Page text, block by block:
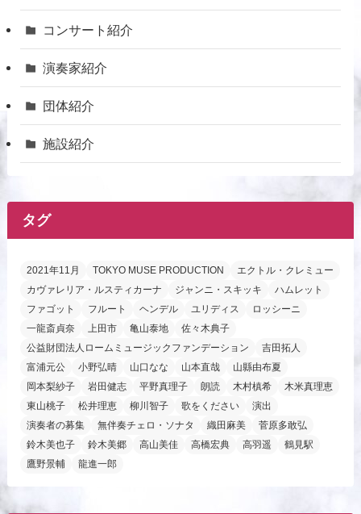
コンサート紹介
演奏家紹介
団体紹介
施設紹介
タグ
2021年11月 TOKYO MUSE PRODUCTION
エクトル・クレミュー
カヴァレリア・ルスティカーナ
ジャンニ・スキッキ
ハムレット
ファゴット
フルート ヘンデル ユリディス
ロッシーニ
一龍斎貞奈
上田市 亀山泰地
佐々木典子
公益財団法人ロームミュージックファンデーション
吉田拓人
富浦元公
小野弘晴 山口なな 山本直哉
山縣由布夏
岡本梨紗子
岩田健志 平野真理子 朗読 木村槙希
木米真理恵
東山桃子
松井理恵 柳川智子 歌をください
演出
演奏者の募集
無伴奏チェロ・ソナタ 織田麻美
菅原多敢弘
鈴木美也子
鈴木美郷 高山美佳 高橋宏典 高羽遥
鶴見駅
鷹野景輔
龍進一郎